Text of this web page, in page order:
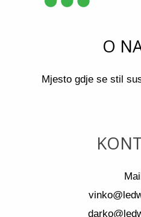
O
Mjesto gdje se stil